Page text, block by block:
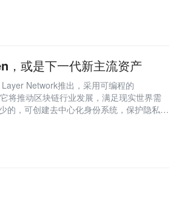
或是下一代新主流资产
Network推出，采用可编程的
将推动区块链行业发展，满足现实世界需
的，可创建去中心化身份系统，保护隐私并